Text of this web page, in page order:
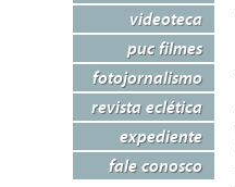
videoteca
puc filmes
fotojornalismo
revista eclética
expediente
fale conosco